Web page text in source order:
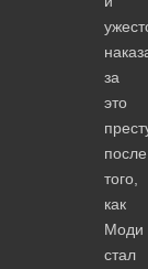
за
это
после
того,
как
Моди
стал